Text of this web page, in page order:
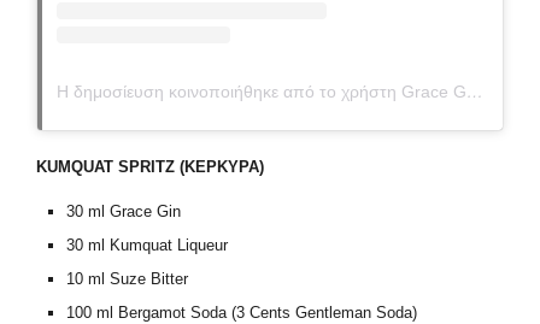
Η δημοσίευση κοινοποιήθηκε από το χρήστη Grace Gin (@gin.grace)
KUMQUAT SPRITZ (ΚΕΡΚΥΡΑ)
30 ml Grace Gin
30 ml Kumquat Liqueur
10 ml Suze Bitter
100 ml Bergamot Soda (3 Cents Gentleman Soda)